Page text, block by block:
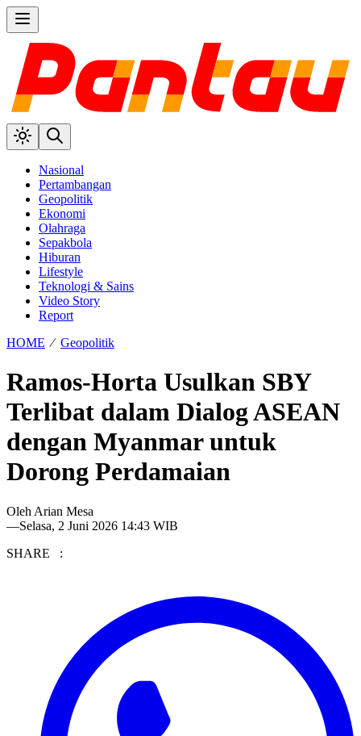
Nasional
Pertambangan
Geopolitik
Ekonomi
Olahraga
Sepakbola
Hiburan
Lifestyle
Teknologi & Sains
Video Story
Report
HOME ⁄ Geopolitik
Ramos-Horta Usulkan SBY
Terlibat dalam Dialog ASEAN
dengan Myanmar untuk
Dorong Perdamaian
Oleh Arian Mesa
—Selasa, 2 Juni 2026 14:43 WIB
SHARE :